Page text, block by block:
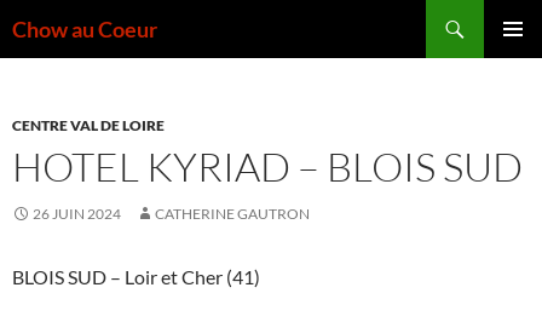
auChow au Coeur
CENTRE VAL DE LOIRE
HOTEL KYRIAD – BLOIS SUD
26 JUIN 2024 CATHERINE GAUTRON
BLOIS SUD – Loir et Cher (41)